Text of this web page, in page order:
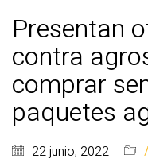
Presentan
contra
comprar
paquetes
22 junio, 2022